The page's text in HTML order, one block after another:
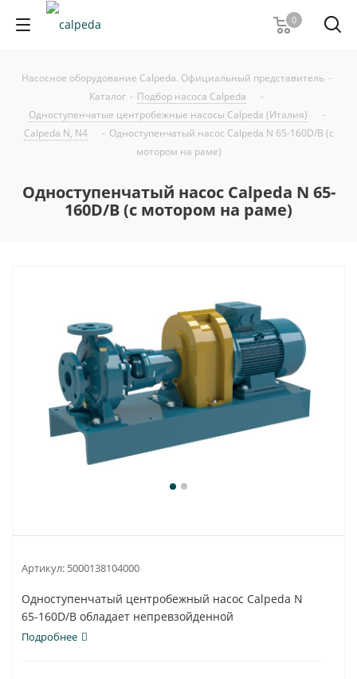
0
Насосное оборудование Calpeda. Официальный представитель -
Каталог - Подбор насоса Calpeda
-
Одноступенчатые центробежные насосы Calpeda (Италия)
-
Calpeda N, N4
- Одноступенчатый насос Calpeda N 65-160D/B (с
мотором на раме)
Одноступенчатый насос Calpeda N 65-
160D/B (с мотором на раме)
Артикул: 5000138104000
Одноступенчатый центробежный насос Calpeda N
65-160D/B обладает непревзойденной
универсальностью...
Подробнее